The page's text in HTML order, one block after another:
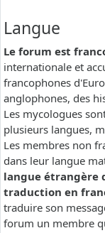
Langue
Le forum est
internationale et
francophones
anglophones, des
Les mycologues
plusieurs langues,
Les membres non
dans leur langue
langue étrangère
traduction en
traduire son
forum un membre